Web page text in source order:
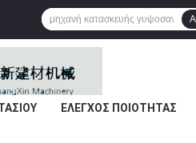
ΈΛΕΓΧΟΣ ΠΟΙΌΤΗΤΑΣ